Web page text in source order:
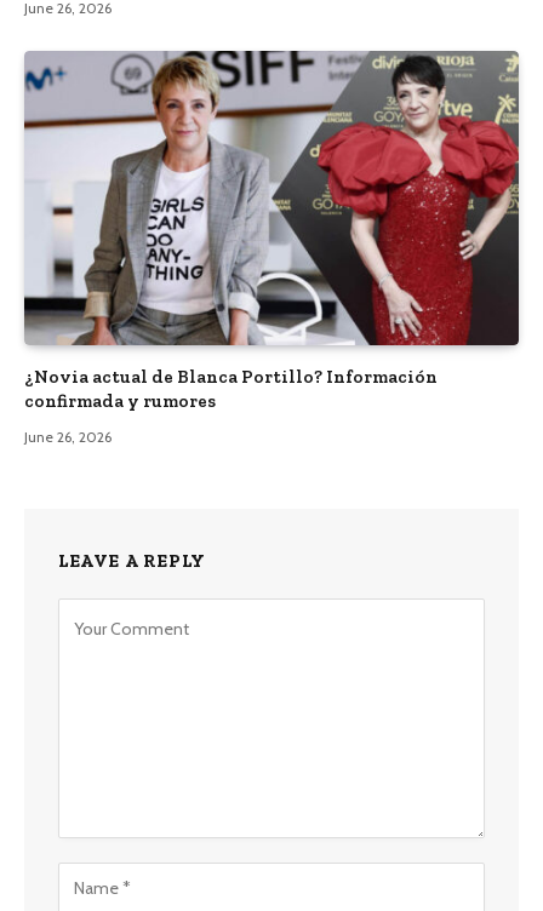
June 26, 2026
¿Novia actual de Blanca Portillo? Información
confirmada y rumores
June 26, 2026
LEAVE A REPLY